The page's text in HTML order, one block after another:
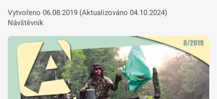
Vytvořeno 06.08.2019 (Aktualizováno 04.10.2024)
Návštěvník